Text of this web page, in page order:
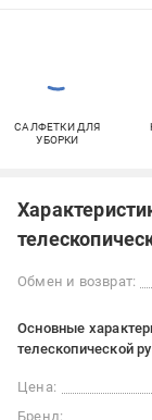
САЛФЕТКИ ДЛЯ
УБОРКИ
Обмен и возврат:
Основные
телескопической
Цена:
Бренд: